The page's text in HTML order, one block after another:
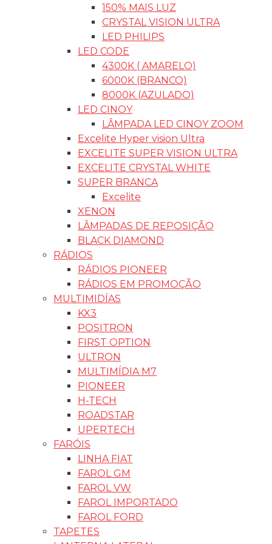
150% MAIS LUZ
CRYSTAL VISION ULTRA
LED PHILIPS
LED CODE
4300K ( AMARELO)
6000K (BRANCO)
8000K (AZULADO)
LED CINOY
LÂMPADA LED CINOY ZOOM
Excelite Hyper vision Ultra
EXCELITE SUPER VISION ULTRA
EXCELITE CRYSTAL WHITE
SUPER BRANCA
Excelite
XENON
LÂMPADAS DE REPOSIÇÃO
BLACK DIAMOND
RÁDIOS
RÁDIOS PIONEER
RÁDIOS EM PROMOÇÃO
MULTIMIDÍAS
KX3
POSITRON
FIRST OPTION
ULTRON
MULTIMÍDIA M7
PIONEER
H-TECH
ROADSTAR
UPERTECH
FARÓIS
LINHA FIAT
FAROL GM
FAROL VW
FAROL IMPORTADO
FAROL FORD
TAPETES